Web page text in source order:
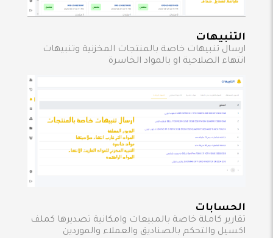
التنبيهات
ارسال تنبيهات خاصة بالمنتجات المخزنية وتنبيهات
انتهاء الصلاحية او بالمواد الخاسرة
الحسابات
تقارير كاملة خاصة بالمبيعات وامكانية تصديرها كملف
اكسيل والتحكم بالصناديق والعملاء والموردين